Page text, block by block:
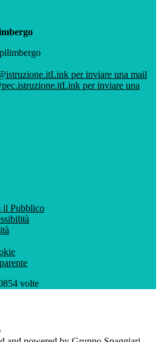
Link per inviare una mail
Link per inviare una
il Pubblico
volte